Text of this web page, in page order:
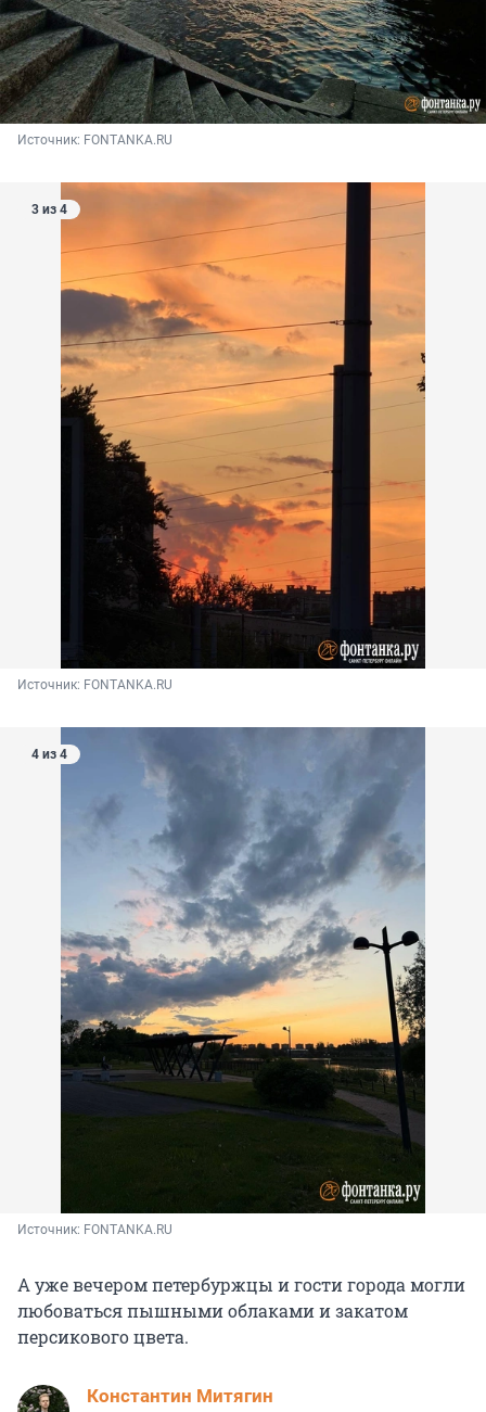
Источник: FONTANKA.RU
3 из 4
Источник: FONTANKA.RU
4 из 4
Источник: FONTANKA.RU
А уже вечером петербуржцы и гости города могли
любоваться пышными облаками и закатом
персикового цвета.
Константин Митягин